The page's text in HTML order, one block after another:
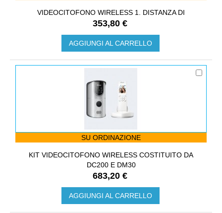
VIDEOCITOFONO WIRELESS 1. DISTANZA DI
353,80 €
AGGIUNGI AL CARRELLO
SU ORDINAZIONE
KIT VIDEOCITOFONO WIRELESS COSTITUITO DA
DC200 E DM30
683,20 €
AGGIUNGI AL CARRELLO